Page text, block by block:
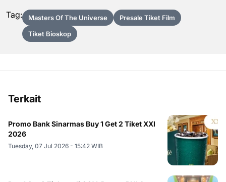
Tag: Masters Of The Universe
Presale Tiket Film
Tiket Bioskop
Terkait
Promo Bank Sinarmas Buy 1 Get 2 Tiket XXI
2026
Tuesday, 07 Jul 2026 - 15:42 WIB